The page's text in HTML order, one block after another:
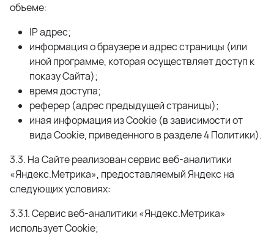
объеме:
IP адрес;
информация о браузере и адрес страницы (или
иной программе, которая осуществляет доступ к
показу Сайта);
время доступа;
реферер (адрес предыдущей страницы);
иная информация из Cookie (в зависимости от
вида Cookie, приведенного в разделе 4 Политики).
3.3. На Сайте реализован сервис веб-аналитики
«Яндекс.Метрика», предоставляемый Яндекс на
следующих условиях:
3.3.1. Сервис веб-аналитики «Яндекс.Метрика»
использует Cookie;